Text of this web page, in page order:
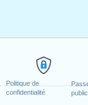
Politique de
confidentialité
2020
2020